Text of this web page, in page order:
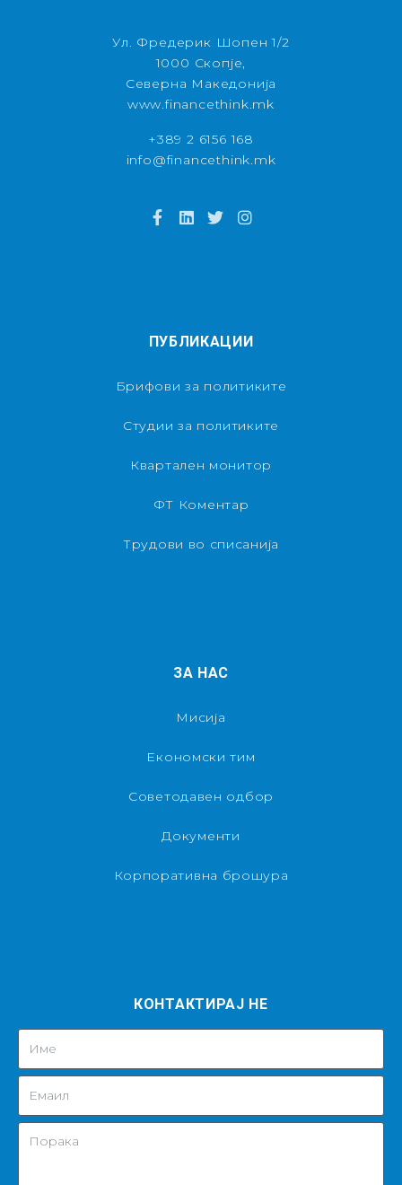
Ул. Фредерик Шопен 1/2
1000 Скопје,
Северна Македонија
www.financethink.mk
+389 2 6156 168
info@financethink.mk
ПУБЛИКАЦИИ
Брифови за политиките
Студии за политиките
Квартален монитор
ФТ Коментар
Трудови во списанија
ЗА НАС
Мисија
Економски тим
Советодавен одбор
Документи
Корпоративна брошура
КОНТАКТИРАЈ НЕ